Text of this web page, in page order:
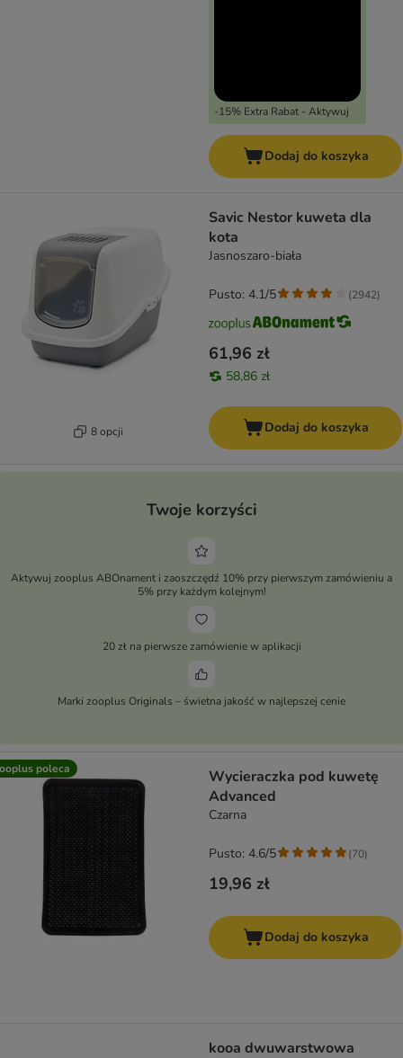
-15% Extra Rabat - Aktywuj
Dodaj do koszyka
8 opcji
Savic Nestor kuweta dla
kota
Jasnoszaro-biała
61,96 zł
58,86 zł
Pusto: 4.1/5 (2942)
Dodaj do koszyka
Twoje korzyści
Aktywuj zooplus ABOnament i zaoszczędź 10% przy pierwszym zamówieniu a
5% przy każdym kolejnym!
20 zł na pierwsze zamówienie w aplikacji
Marki zooplus Originals – świetna jakość w najlepszej cenie
poleca
Wycieraczka pod kuwetę
Advanced
Czarna
19,96 zł
Pusto: 4.6/5 (70)
Dodaj do koszyka
kooa dwuwarstwowa